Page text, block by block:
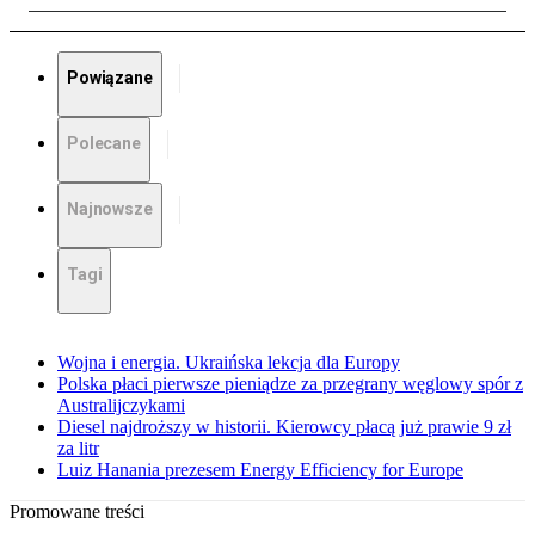
Powiązane
Polecane
Najnowsze
Tagi
Wojna i energia. Ukraińska lekcja dla Europy
Polska płaci pierwsze pieniądze za przegrany węglowy spór z
Australijczykami
Diesel najdroższy w historii. Kierowcy płacą już prawie 9 zł
za litr
Luiz Hanania prezesem Energy Efficiency for Europe
Promowane treści